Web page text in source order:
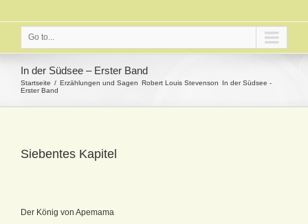
Go to...
In der Südsee – Erster Band
Startseite Erzählungen und Sagen Robert Louis Stevenson
In der Südsee -
Erster Band
Siebentes Kapitel
Der König von Apemama